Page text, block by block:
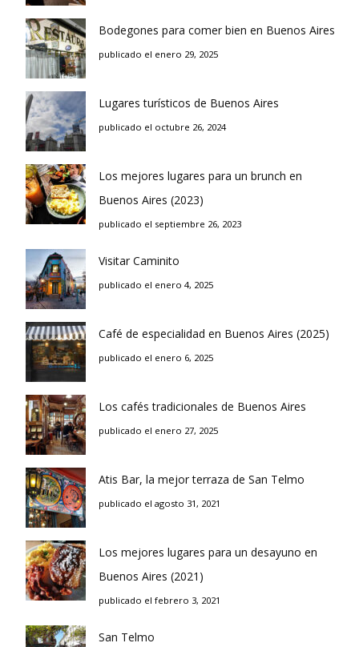
Bodegones para comer bien en Buenos Aires
publicado el enero 29, 2025
Lugares turísticos de Buenos Aires
publicado el octubre 26, 2024
Los mejores lugares para un brunch en
Buenos Aires (2023)
publicado el septiembre 26, 2023
Visitar Caminito
publicado el enero 4, 2025
Café de especialidad en Buenos Aires (2025)
publicado el enero 6, 2025
Los cafés tradicionales de Buenos Aires
publicado el enero 27, 2025
Atis Bar, la mejor terraza de San Telmo
publicado el agosto 31, 2021
Los mejores lugares para un desayuno en
Buenos Aires (2021)
publicado el febrero 3, 2021
San Telmo